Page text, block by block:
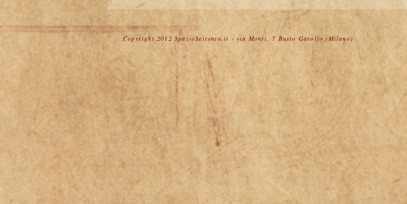
2
88,
zwei
Copyright 2012 SpazioSeicento.it - via Monti, 7 Busto Garolfo (Milano)